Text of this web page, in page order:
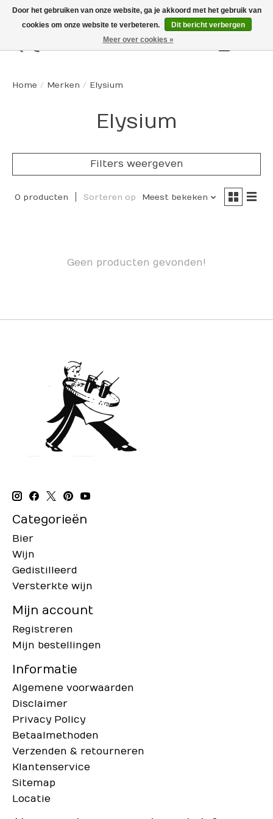
Home / Merken / Elysium
Elysium
Filters weergeven
0 producten Sorteren op Meest bekeken
Geen producten gevonden!
Categorieën
Bier
Wijn
Gedistilleerd
Versterkte wijn
Mijn account
Registreren
Mijn bestellingen
Informatie
Algemene voorwaarden
Disclaimer
Privacy Policy
Betaalmethoden
Verzenden & retourneren
Klantenservice
Sitemap
Locatie
Door het gebruiken van onze website, ga je akkoord met het gebruik van
cookies om onze website te verbeteren.
Dit bericht verbergen
Meer over cookies »